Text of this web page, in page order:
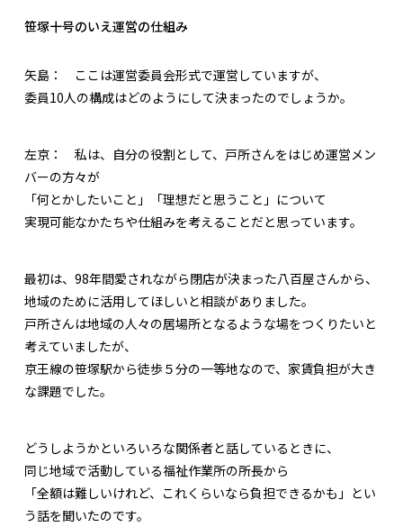
笹塚十号のいえ運営の仕組み
矢島： ここは運営委員会形式で運営していますが、
委員10人の構成はどのようにして決まったのでしょうか。
左京： 私は、自分の役割として、戸所さんをはじめ運営メン
バーの方々が
「何とかしたいこと」「理想だと思うこと」について
実現可能なかたちや仕組みを考えることだと思っています。
最初は、98年間愛されながら閉店が決まった八百屋さんから、
地域のために活用してほしいと相談がありました。
戸所さんは地域の人々の居場所となるような場をつくりたいと
考えていましたが、
京王線の笹塚駅から徒歩５分の一等地なので、家賃負担が大き
な課題でした。
どうしようかといろいろな関係者と話しているときに、
同じ地域で活動している福祉作業所の所長から
「全額は難しいけれど、これくらいなら負担できるかも」とい
う話を聞いたのです。